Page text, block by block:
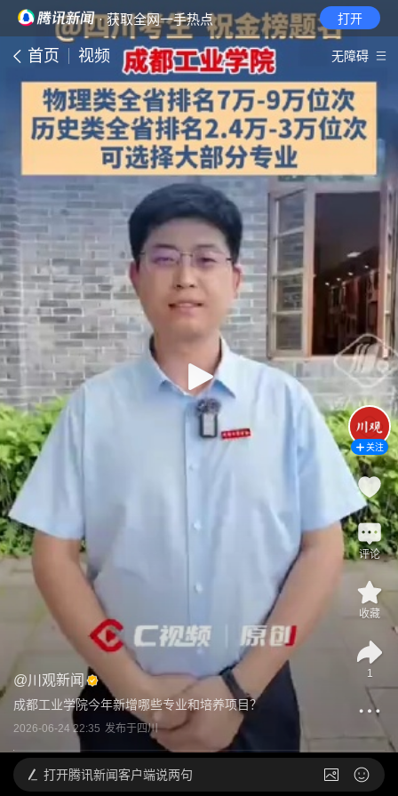
· 获取全网一手热点 打开
首页 视频 无障碍
@川观新闻
成都工业学院今年新增哪些专业和培养项目？
2026-06-24 22:35 发布于四川
关注
评论
收藏
1
打开腾讯新闻客户端说两句